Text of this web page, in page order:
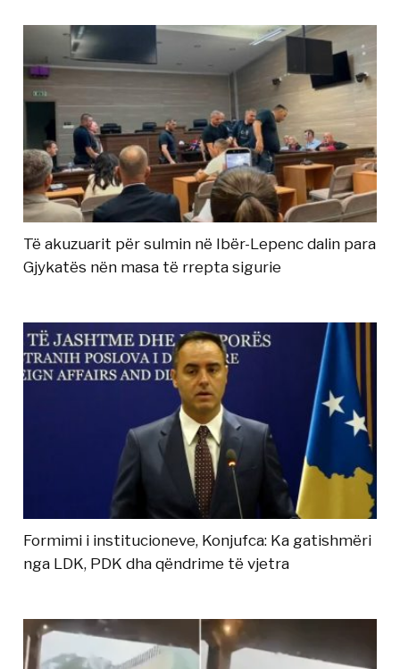
Të akuzuarit për sulmin në Ibër-Lepenc dalin para
Gjykatës nën masa të rrepta sigurie
Formimi i institucioneve, Konjufca: Ka gatishmëri
nga LDK, PDK dha qëndrime të vjetra